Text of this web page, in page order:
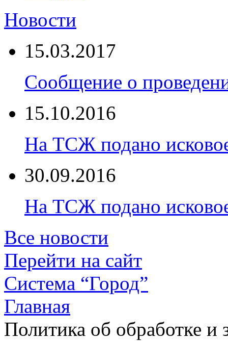
Новости
15.03.2017
Сообщение о
15.10.2016
На ТСЖ подано
30.09.2016
На ТСЖ подано
Все новости
Перейти на сайт
Система “Город”
Главная
Политика об обработке